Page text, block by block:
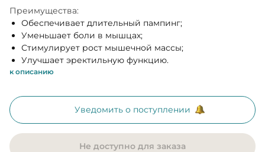
Преимущества:
Обеспечивает длительный пампинг;
Уменьшает боли в мышцах;
Стимулирует рост мышечной массы;
Улучшает эректильную функцию.
к описанию
Уведомить о поступлении
Не доступно для заказа